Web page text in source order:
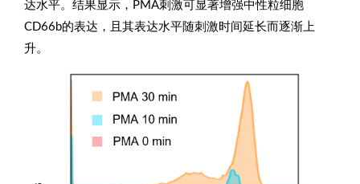
达水平。结果显示，PMA刺激可显著增强中性粒细胞
CD66b的表达，且其表达水平随刺激时间延长而逐渐上
升。